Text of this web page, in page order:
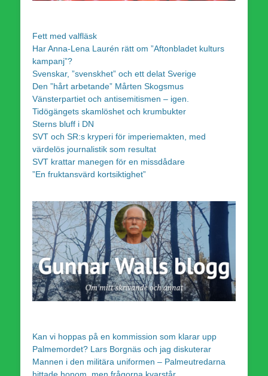
Fett med valfläsk
Har Anna-Lena Laurén rätt om ”Aftonbladet kulturs
kampanj”?
Svenskar, ”svenskhet” och ett delat Sverige
Den ”hårt arbetande” Mårten Skogsmus
Vänsterpartiet och antisemitismen – igen.
Tidögängets skamlöshet och krumbukter
Sterns bluff i DN
SVT och SR:s kryperi för imperiemakten, med
värdelös journalistik som resultat
SVT krattar manegen för en missdådare
”En fruktansvärd kortsiktighet”
Kan vi hoppas på en kommission som klarar upp
Palmemordet? Lars Borgnäs och jag diskuterar
Mannen i den militära uniformen – Palmeutredarna
hittade honom, men frågorna kvarstår